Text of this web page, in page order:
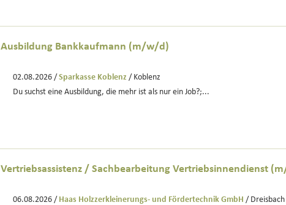
Ausbildung Bankkaufmann (m/w/d)
02.08.2026 / Sparkasse Koblenz / Koblenz
Du suchst eine Ausbildung, die mehr ist als nur ein Job?;...
Vertriebsassistenz / Sachbearbeitung Vertriebsinnendienst
06.08.2026 / Haas Holzzerkleinerungs- und Fördertechnik GmbH / Dreisbach